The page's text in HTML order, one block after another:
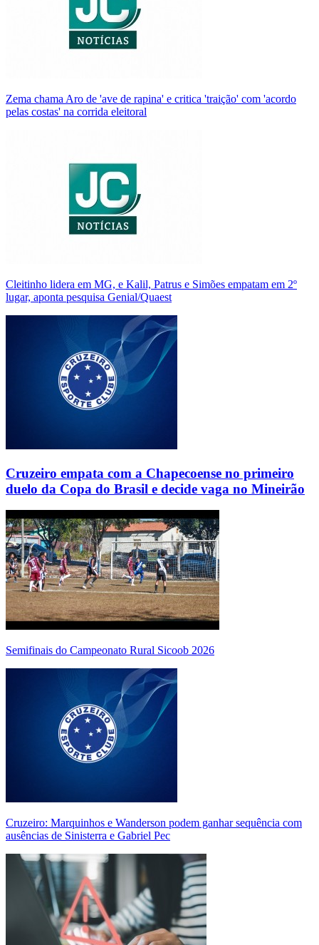
Zema chama Aro de 'ave de rapina' e critica 'traição' com 'acordo
pelas costas' na corrida eleitoral
Cleitinho lidera em MG, e Kalil, Patrus e Simões empatam em 2º
lugar, aponta pesquisa Genial/Quaest
Cruzeiro empata com a Chapecoense no primeiro
duelo da Copa do Brasil e decide vaga no Mineirão
Semifinais do Campeonato Rural Sicoob 2026
Cruzeiro: Marquinhos e Wanderson podem ganhar sequência com
ausências de Sinisterra e Gabriel Pec